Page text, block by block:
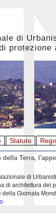
di
protezione
Statuto
della Terra,
di
di architettura del
della Giornata